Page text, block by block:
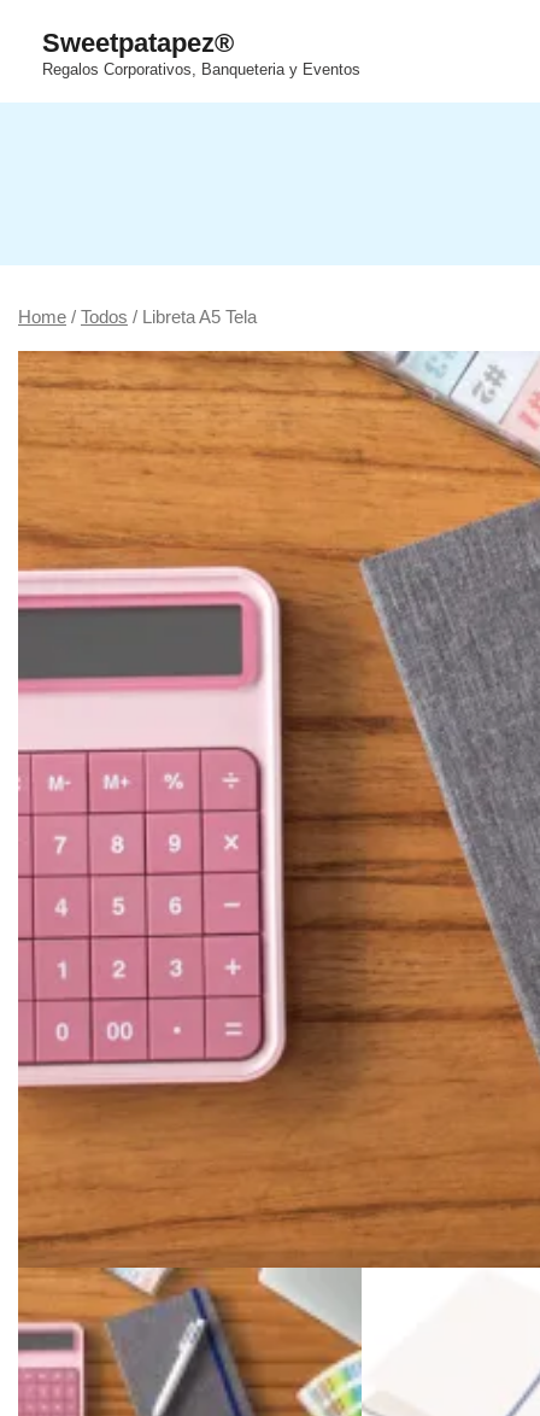
contenido
Sweetpatapez®
Regalos Corporativos, Banqueteria y Eventos
Home / Todos / Libreta A5 Tela